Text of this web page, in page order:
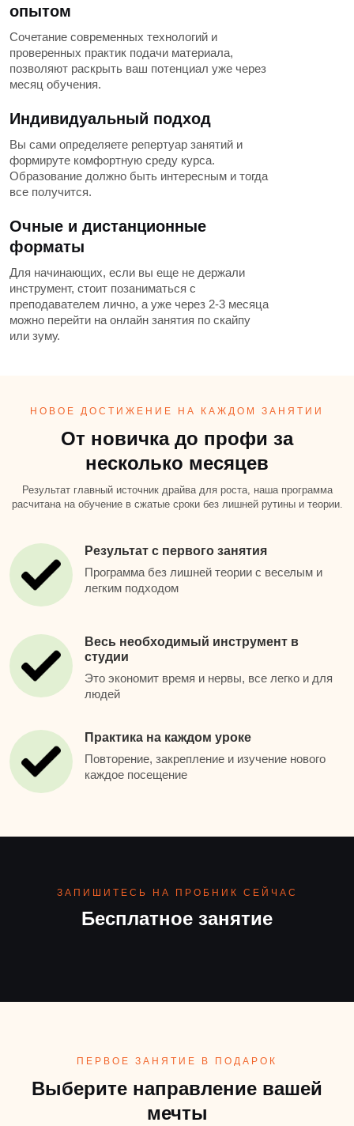
опытом
Сочетание современных технологий и
проверенных практик подачи материала,
позволяют раскрыть ваш потенциал уже через
месяц обучения.
Индивидуальный подход
Вы сами определяете репертуар занятий и
формируте комфортную среду курса.
Образование должно быть интересным и тогда
все получится.
Очные и дистанционные
форматы
Для начинающих, если вы еще не держали
инструмент, стоит позаниматься с
преподавателем лично, а уже через 2-3 месяца
можно перейти на онлайн занятия по скайпу
или зуму.
НОВОЕ ДОСТИЖЕНИЕ НА КАЖДОМ ЗАНЯТИИ
От новичка до профи за
несколько месяцев
Результат главный источник драйва для роста, наша программа
расчитана на обучение в сжатые сроки без лишней рутины и теории.
Результат с первого занятия
Программа без лишней теории с веселым и
легким подходом
Весь необходимый инструмент в
студии
Это экономит время и нервы, все легко и для
людей
Практика на каждом уроке
Повторение, закрепление и изучение нового
каждое посещение
Бесплатное занятие
ЗАПИШИТЕСЬ НА ПРОБНИК СЕЙЧАС
ПЕРВОЕ ЗАНЯТИЕ В ПОДАРОК
Выберите направление вашей
мечты